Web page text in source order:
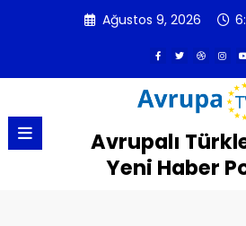
Ağustos 9, 2026
Avrupalı
Yeni Haber